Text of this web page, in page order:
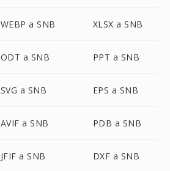
WEBP a SNB XLSX a SNB
ODT a SNB PPT a SNB
SVG a SNB EPS a SNB
AVIF a SNB PDB a SNB
JFIF a SNB DXF a SNB